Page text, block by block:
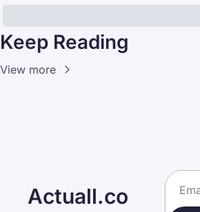
Keep Reading
View more
Actuall.co